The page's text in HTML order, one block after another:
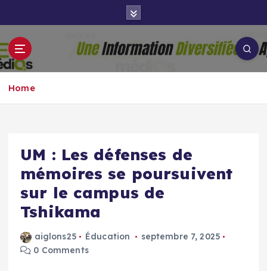
p
t
o
o
Groupe Aigle
Médias
Home
UM : Les défenses de
mémoires se poursuivent
sur le campus de
Tshikama
aiglons25 Éducation
septembre 7, 2025
0 Comments